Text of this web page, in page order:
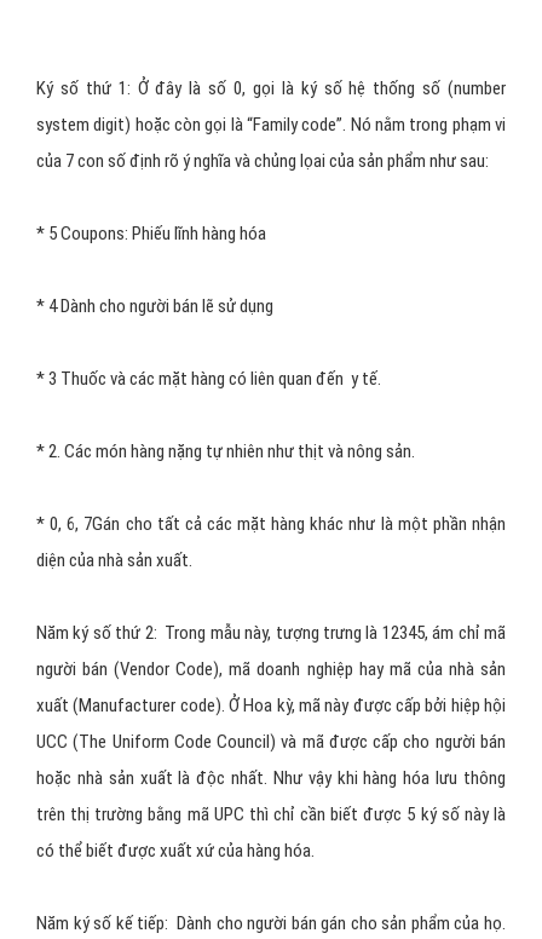
thể đọc được và phần số mà con người có thể đọc được.
dùng để nhận diện mỗi một sản phẩm tiêu dùng riêng biệt. Nhìn ký
Ký số thứ 1: Ở đây là số 0, gọi là ký số hệ thống số (number
của 7 con số định rõ ý nghĩa và chủng lọai của sản phẩm như sau:
* 5 Coupons: Phiếu lĩnh hàng hóa
* 3 Thuốc và các mặt hàng có liên quan đến y tế.
* 2. Các món hàng nặng tự nhiên như thịt và nông sản.
* 0, 6, 7Gán cho tất cả các mặt hàng khác như là một phần nhận
diện của nhà sản xuất.
Năm ký số thứ 2: Trong mẫu này, tượng trưng là 12345, ám chỉ mã